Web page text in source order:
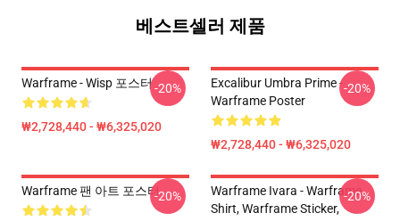
베스트셀러 제품
Warframe - Wisp 포스터
₩2,728,440 - ₩6,325,020
-20%
Excalibur Umbra Prime -
Warframe Poster
₩2,728,440 - ₩6,325,020
-20%
Warframe 팬 아트 포스터-20%
Warframe Ivara - Warframe
Shirt, Warframe Sticker,
-20%